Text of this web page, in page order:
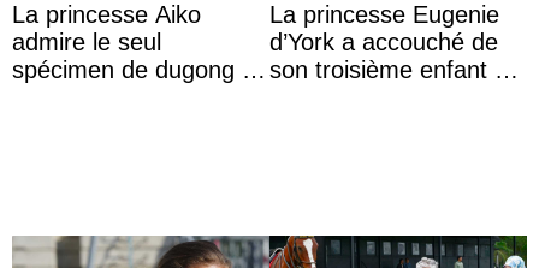
La princesse Aiko
admire le seul
spécimen de dugong en
La princesse Eugenie
d’York a accouché de
son troisième enfant et